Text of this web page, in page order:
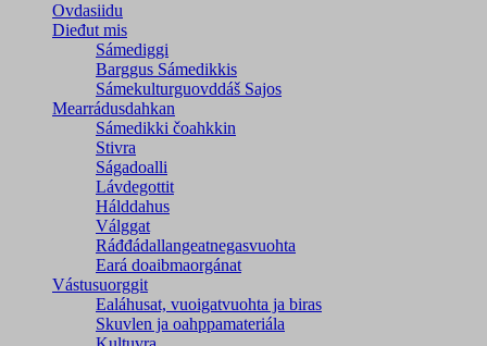
Ovdasiidu
Dieđut mis
Sámediggi
Barggus Sámedikkis
Sámekulturguovddáš Sajos
Mearrádusdahkan
Sámedikki čoahkkin
Stivra
Ságadoalli
Lávdegottit
Hálddahus
Válggat
Ráđđádallangeatnegas­vuohta
Eará doaibmaorgánat
Vástusuorggit
Ealáhusat, vuoigatvuohta ja biras
Skuvlen ja oahppamateriála